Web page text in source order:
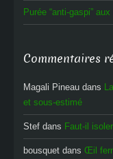
Purée “anti-gaspi”
Commentaires
Magali Pineau dans
et sous-estimé
Stef dans Faut-il
bousquet dans Œil